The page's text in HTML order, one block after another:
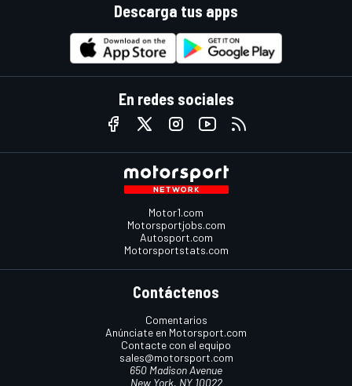
Descarga tus apps
En redes sociales
Motor1.com
Motorsportjobs.com
Autosport.com
Motorsportstats.com
Contáctenos
Comentarios
Anúnciate en Motorsport.com
Contacte con el equipo
sales@motorsport.com
650 Madison Avenue
New York, NY 10022